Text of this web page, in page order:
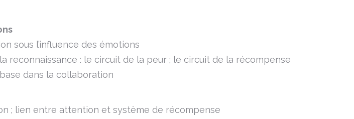
sous l’influence des émotions
reconnaissance : le circuit de la peur ; le circuit de la récompense
dans la collaboration
; lien entre attention et système de récompense